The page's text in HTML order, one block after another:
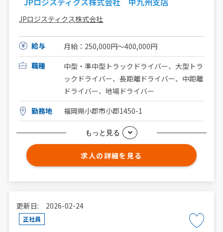
JPロジスティクス株式会社
給与
月給：250,000円〜400,000円
職種
中型・準中型トラックドライバー、大型トラ
ックドライバー、長距離ドライバー、中距離
ドライバー、地場ドライバー
勤務地
福岡県小郡市小郡1450-1
もっと見る
求人の詳細を見る
更新日: 2026-02-24
正社員